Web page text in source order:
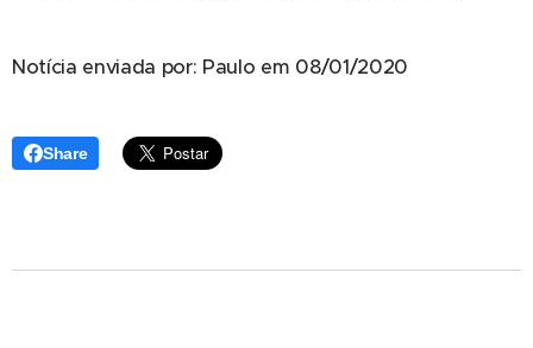
Notícia enviada por: Paulo em 08/01/2020
Share